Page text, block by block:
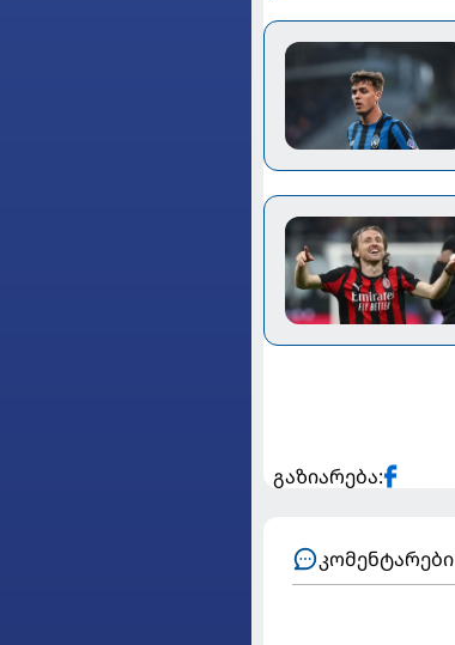
გაზიარება:
კომენტარები